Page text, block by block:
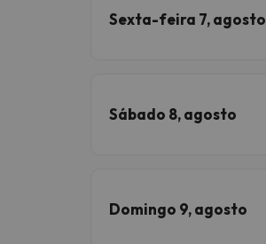
Sexta-feira 7, agosto
Sábado 8, agosto
Domingo 9, agosto